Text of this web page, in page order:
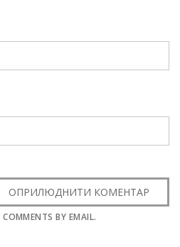
BY EMAIL.